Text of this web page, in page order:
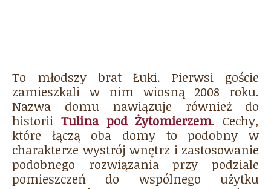
To młodszy brat Łuki. Pierwsi goście
zamieszkali w nim wiosną 2008 roku.
Nazwa domu nawiązuje również do
historii Tulina pod Żytomierzem. Cechy,
które łączą oba domy to podobny w
charakterze wystrój wnętrz i zastosowanie
podobnego rozwiązania przy podziale
pomieszczeń do wspólnego użytku